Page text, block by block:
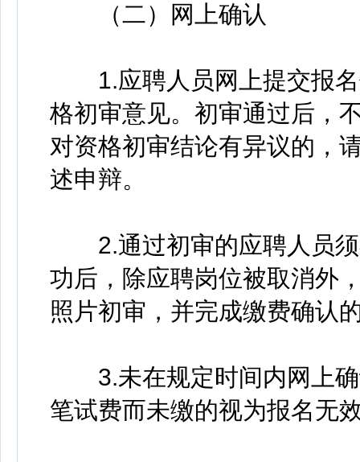
（二）网上确认
1.应聘人员网上提交报名
格初审意见。初审通过后，
对资格初审结论有异议的，
述申辩。
2.通过初审的应聘人员须
功后，除应聘岗位被取消外
照片初审，并完成缴费确认
3.未在规定时间内网上确
笔试费而未缴的视为报名无